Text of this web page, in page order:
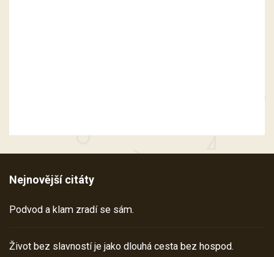
Nejnovější citáty
Podvod a klam zradí se sám.
Život bez slavností je jako dlouhá cesta bez hospod.